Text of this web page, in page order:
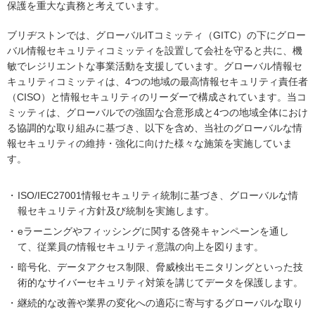
保護を重大な責務と考えています。
ブリヂストンでは、グローバルITコミッティ（GITC）の下にグロー
バル情報セキュリティコミッティを設置して会社を守ると共に、機
敏でレジリエントな事業活動を支援しています。グローバル情報セ
キュリティコミッティは、4つの地域の最高情報セキュリティ責任者
（CISO）と情報セキュリティのリーダーで構成されています。当コ
ミッティは、グローバルでの強固な合意形成と4つの地域全体におけ
る協調的な取り組みに基づき、以下を含め、当社のグローバルな情
報セキュリティの維持・強化に向けた様々な施策を実施していま
す。
ISO/IEC27001情報セキュリティ統制に基づき、グローバルな情
報セキュリティ方針及び統制を実施します。
eラーニングやフィッシングに関する啓発キャンペーンを通し
て、従業員の情報セキュリティ意識の向上を図ります。
暗号化、データアクセス制限、脅威検出モニタリングといった技
術的なサイバーセキュリティ対策を講じてデータを保護します。
継続的な改善や業界の変化への適応に寄与するグローバルな取り